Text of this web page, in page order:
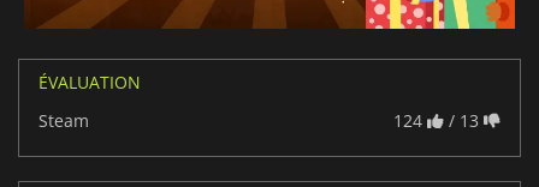
ÉVALUATION
Steam
124 / 13